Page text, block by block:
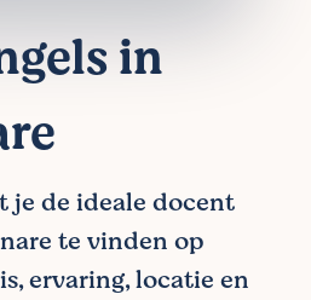
in
je de ideale docent
te vinden op
ervaring, locatie en